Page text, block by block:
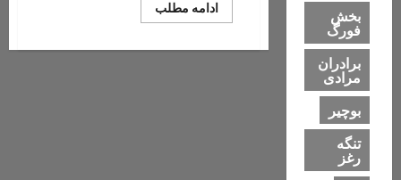
ادامه مطلب
more
بخش
فورگ
برادران
مرادی
بوچیر
تنگه
رغز